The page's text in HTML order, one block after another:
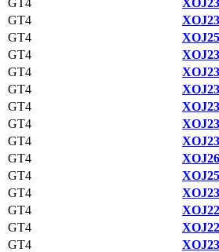
GT4
GT4
GT4
GT4
GT4
GT4
GT4
GT4
GT4
GT4
GT4
GT4
GT4
GT4
GT4